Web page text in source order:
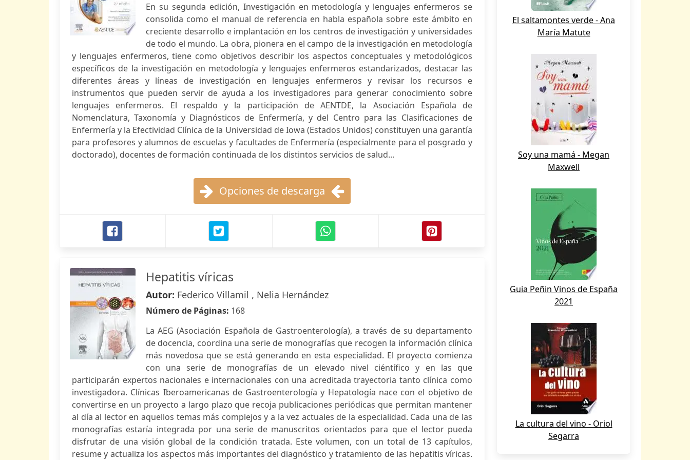
En su segunda edición, Investigación en metodología y lenguajes enfermeros se
consolida como el manual de referencia en habla española sobre este ámbito en
creciente desarrollo e implantación en los centros de investigación y universidades
de todo el mundo. La obra, pionera en el campo de la investigación en metodología
y lenguajes enfermeros, tiene como objetivos describir los aspectos conceptuales y metodológicos
específicos de la investigación en metodología y lenguajes enfermeros estandarizados, destacar las
diferentes áreas y líneas de investigación en lenguajes enfermeros y revisar los recursos e
instrumentos que pueden servir de ayuda a los investigadores para generar conocimiento sobre
lenguajes enfermeros. El respaldo y la participación de AENTDE, la Asociación Española de
Nomenclatura, Taxonomía y Diagnósticos de Enfermería, y del Centro para las Clasificaciones de
Enfermería y la Efectividad Clínica de la Universidad de Iowa (Estados Unidos) constituyen una garantía
para profesores y alumnos de escuelas y facultades de Enfermería (especialmente para el posgrado y
doctorado), docentes de formación continuada de los distintos servicios de salud...
Opciones de descarga
Hepatitis víricas
Autor: Federico Villamil , Nelia Hernández
Número de Páginas: 168
La AEG (Asociación Española de Gastroenterología), a través de su departamento
de docencia, coordina una serie de monografías que recogen la información clínica
más novedosa que se está generando en esta especialidad. El proyecto comienza
con una serie de monografías de un elevado nivel ciéntífico y en las que
participarán expertos nacionales e internacionales con una acreditada trayectoria tanto clínica como
investigadora. Clínicas Iberoamericanas de Gastroenterología y Hepatología nace con el objetivo de
convertirse en un proyecto a largo plazo que recoja publicaciones periódicas que permitan mantener
al día al lector en aquellos temas más complejos y a la vez actuales de la especialidad. Cada una de las
monografías estaría integrada por una serie de manuscritos orientados para que el lector pueda
disfrutar de una visión global de la condición tratada. Este volumen, con un total de 13 capítulos,
resume y actualiza los aspectos más importantes del diagnóstico y tratamiento de las hepatitis víricas.
El saltamontes verde - Ana
María Matute
Soy una mamá - Megan
Maxwell
Guia Peñin Vinos de España
2021
La cultura del vino - Oriol
Segarra